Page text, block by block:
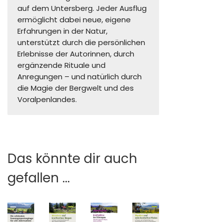
auf dem Untersberg. Jeder Ausflug
ermöglicht dabei neue, eigene
Erfahrungen in der Natur,
unterstützt durch die persönlichen
Erlebnisse der Autorinnen, durch
ergänzende Rituale und
Anregungen – und natürlich durch
die Magie der Bergwelt und des
Voralpenlandes.
Das könnte dir auch
gefallen …